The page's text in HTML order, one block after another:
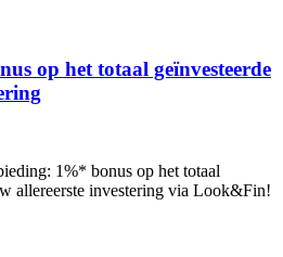
op het totaal geïnvesteerde
1%* bonus op het totaal
allereerste investering via Look&Fin!